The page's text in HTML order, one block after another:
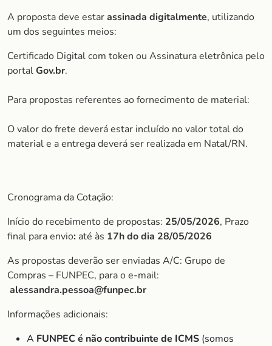
A proposta deve estarassinada digitalmente, utilizando
um dos seguintes meios:
Certificado Digital com token ou Assinatura eletrônica pelo
portalGov.br.
Para propostas referentes ao fornecimento de material:
O valor do frete deverá estar incluído no valor total do
material e a entrega deverá ser realizada em Natal/RN.
Cronograma da Cotação:
Início do recebimento de propostas: 25/05/2026, Prazo
final para envio: até às 17h do dia 28/05/2026
As propostas deverão ser enviadas A/C: Grupo de
Compras – FUNPEC, para o e-mail:
alessandra.pessoa@funpec.br
Informações adicionais:
A FUNPEC é não contribuinte de ICMS (somos